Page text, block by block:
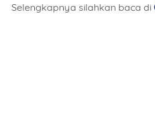
Selengkapnya silahkan baca di